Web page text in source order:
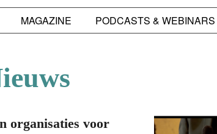
MAGAZINE PODCASTS & WEBINARS
organisaties voor